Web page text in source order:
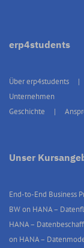
erp4students
Über erp4students
Unternehmen
Geschichte
Unser
End-to-End Business
BW on HANA –
HANA –
on HANA –